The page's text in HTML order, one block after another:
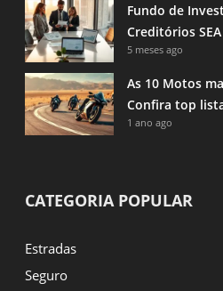
Fundo de
Creditórios
5 meses ago
As 10 Motos
Confira top
1 ano ago
CATEGORIA POPULAR
Estradas
Seguro